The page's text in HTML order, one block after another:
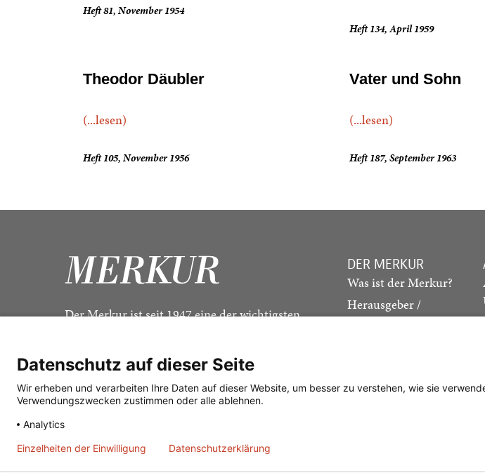
Heft 81, November 1954
Heft 134, April 1959
Theodor Däubler
(...lesen)
Heft 105, November 1956
Vater und Sohn
(...lesen)
Heft 187, September 1963
Der Merkur ist seit 1947 eine der wichtigsten
DER MERKUR
Was ist der Merkur?
Herausgeber /
Redaktion
Datenschutz auf dieser Seite
Wir erheben und verarbeiten Ihre Daten auf dieser Website, um besser zu verstehen, wie sie
Verwendungszwecken zustimmen oder alle ablehnen.
Analytics
Einzelheiten der Einwilligung Datenschutzerklärung